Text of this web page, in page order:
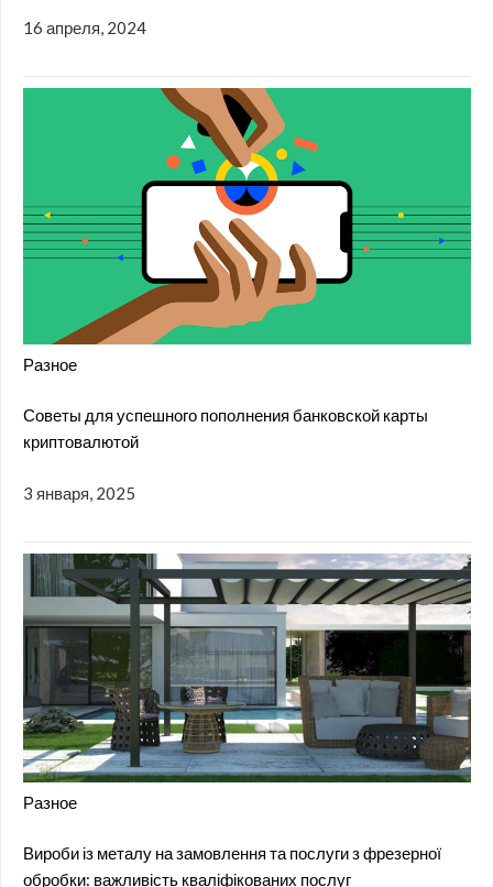
16 апреля, 2024
Разное
Советы для успешного пополнения банковской карты
криптовалютой
3 января, 2025
Разное
Вироби із металу на замовлення та послуги з фрезерної
обробки: важливість кваліфікованих послуг